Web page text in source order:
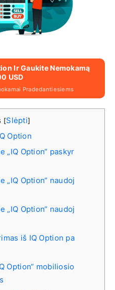
Ir Gaukite Nemokamą
USD
Pradedantiesiems
[Slėpti]
Option
„IQ Option“ paskyr
„IQ Option“ naudoj
„IQ Option“ naudoj
iš IQ Option pa
Option“ mobiliosio